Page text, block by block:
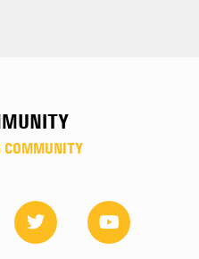
COMMUNITY